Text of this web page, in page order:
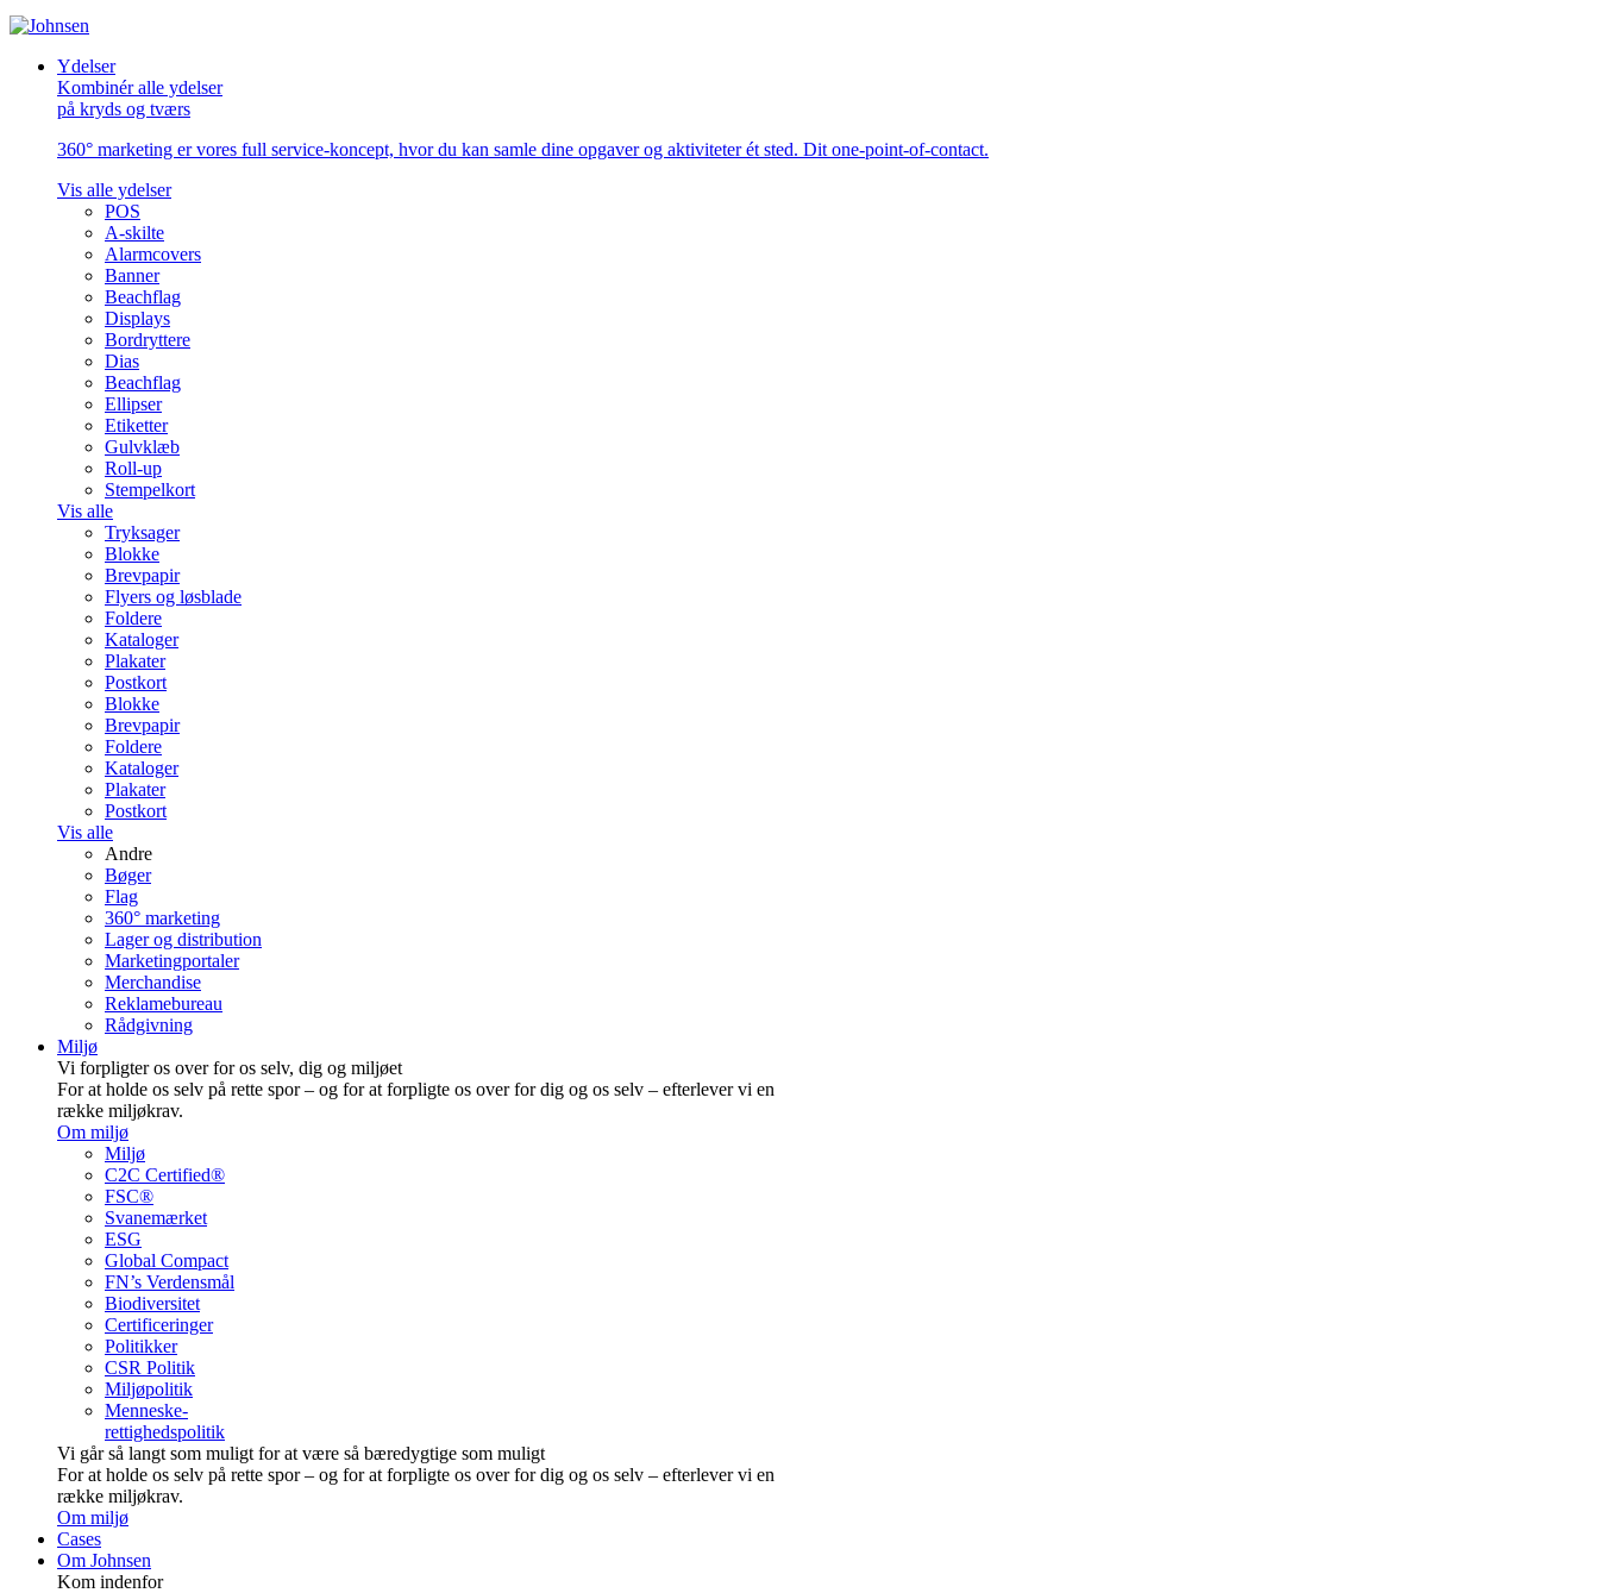
Ydelser
Kombinér alle ydelser
på kryds og tværs
360° marketing er vores full service-koncept, hvor du kan samle dine opgaver og aktiviteter ét sted. Dit one-point-of-contact.
Vis alle ydelser
POS
A-skilte
Alarmcovers
Banner
Beachflag
Displays
Bordryttere
Dias
Beachflag
Ellipser
Etiketter
Gulvklæb
Roll-up
Stempelkort
Vis alle
Tryksager
Blokke
Brevpapir
Flyers og løsblade
Foldere
Kataloger
Plakater
Postkort
Blokke
Brevpapir
Foldere
Kataloger
Plakater
Postkort
Vis alle
Andre
Bøger
Flag
360° marketing
Lager og distribution
Marketing­portaler
Merchandise
Reklamebureau
Rådgivning
Miljø
Vi forpligter os over for os selv, dig og miljøet
For at holde os selv på rette spor – og for at forpligte os over for dig og os selv – efterlever vi en
række miljøkrav.
Om miljø
Miljø
C2C Certified®
FSC®
Svanemærket
ESG
Global Compact
FN’s Verdensmål
Biodiversitet
Certificeringer
Politikker
CSR Politik
Miljøpolitik
Menneske-
rettighedspolitik
Vi går så langt som muligt for at være så bære­dygtige som muligt
For at holde os selv på rette spor – og for at forpligte os over for dig og os selv – efterlever vi en
række miljøkrav.
Om miljø
Cases
Om Johnsen
Kom indenfor